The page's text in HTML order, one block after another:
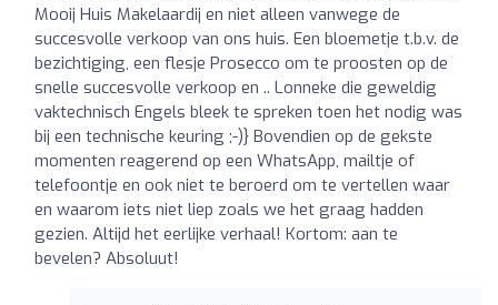
Mooij Huis Makelaardij en niet alleen vanwege de
succesvolle verkoop van ons huis. Een bloemetje t.b.v. de
bezichtiging, een flesje Prosecco om te proosten op de
snelle succesvolle verkoop en .. Lonneke die geweldig
vaktechnisch Engels bleek te spreken toen het nodig was
bij een technische keuring ;-)} Bovendien op de gekste
momenten reagerend op een WhatsApp, mailtje of
telefoontje en ook niet te beroerd om te vertellen waar
en waarom iets niet liep zoals we het graag hadden
gezien. Altijd het eerlijke verhaal! Kortom: aan te
bevelen? Absoluut!